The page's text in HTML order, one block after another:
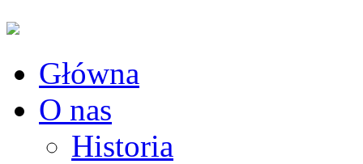
Główna
O nas
Historia